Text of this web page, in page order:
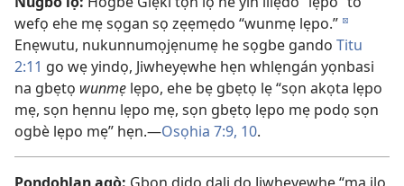
wefọ ehe mẹ sọgan sọ zẹẹmẹdo “wunmẹ lẹpo.” d
Enẹwutu, nukunnumọjẹnumẹ he sọgbe gando Titu
2:11 go wẹ yindọ, Jiwheyẹwhe hẹn whlẹngán yọnbasi
na gbẹtọ wunmẹ lẹpo, ehe bẹ gbẹtọ lẹ “sọn akọta lẹpo
mẹ, sọn hẹnnu lẹpo mẹ, sọn gbẹtọ lẹpo mẹ podọ sọn
ogbè lẹpo mẹ” hẹn.​—Osọhia 7:9, 10.
Pọndohlan agọ̀: Gbọn didọ dali dọ Jiwheyẹwhe “ma jlo